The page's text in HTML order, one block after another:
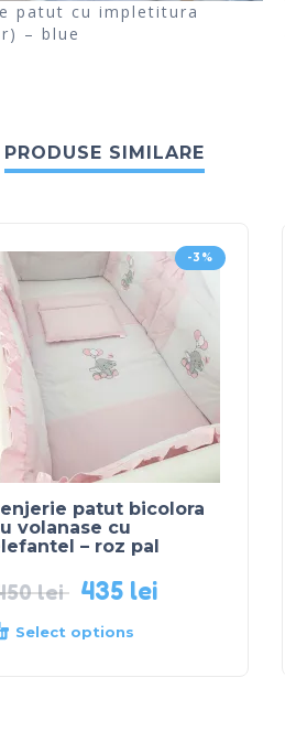
patut cu impletitura
– blue
PRODUSE SIMILARE
-3%
patut bicolora
volanase cu
– roz pal
lei 435 lei
Select options